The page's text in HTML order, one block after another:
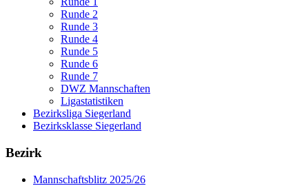
Runde 2
Runde 3
Runde 4
Runde 5
Runde 6
Runde 7
DWZ Mannschaften
Ligastatistiken
Bezirksliga Siegerland
Bezirksklasse Siegerland
Bezirk
Mannschaftsblitz 2025/26